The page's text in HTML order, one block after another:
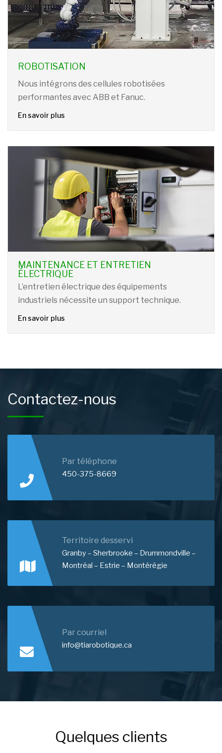
ROBOTISATION
Nous intégrons des cellules robotisées
performantes avec ABB et Fanuc.
En savoir plus
MAINTENANCE ET ENTRETIEN
ÉLECTRIQUE
L’entretien électrique des équipements
industriels nécessite un support technique.
En savoir plus
Contactez-nous
Par téléphone
450-375-8669
Territoire desservi
Granby – Sherbrooke – Drummondville –
Montréal – Estrie – Montérégie
Par courriel
info@tiarobotique.ca
Quelques clients